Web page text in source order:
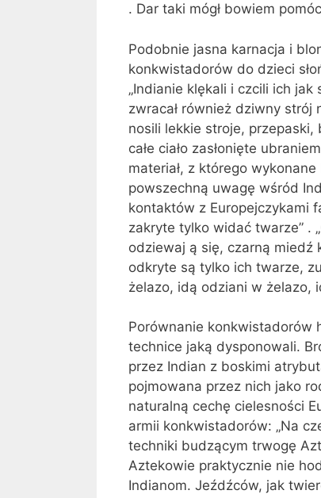
. Dar taki mógł bowiem
Podobnie jasna karnacja i
konkwistadorów do dzieci
„Indianie klękali i czcili ich jak
zwracał również dziwny
nosili lekkie stroje, przepaski,
całe ciało zasłonięte
materiał, z którego
powszechną uwagę wśród
kontaktów z Europejczykami
zakryte tylko widać twarze” .
odziewaj ą się, czarną miedź
odkryte są tylko ich twarze,
żelazo, idą odziani w żelazo,
Porównanie konkwistadorów
technice jaką dysponowali.
przez Indian z boskimi
pojmowana przez nich jako
naturalną cechę cielesności
armii konkwistadorów: „Na
techniki budzącym trwogę
Aztekowie praktycznie nie
Indianom. Jeźdźców, jak